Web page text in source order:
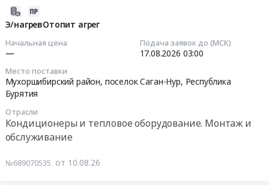
000745+АСКЕ-000752+АСКЕ-000762
Э/нагревОтопит агрег
Начальная цена
—
Подача заявок до (МСК)
17.08.2026 03:00
Место поставки
Мухоршибирский район, поселок Саган-Нур, Республика
Бурятия
Отрасли
Кондиционеры и тепловое оборудование. Монтаж и
обслуживание
№689070535 от 10.08.26